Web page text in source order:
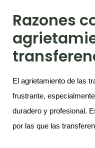
Razones
El agrietamiento de las
frustrante,
duradero y profesional.
por las que las